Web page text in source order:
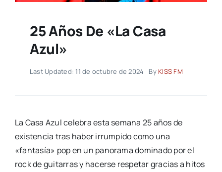
25 Años De «La Casa
Azul»
Last Updated: 11 de octubre de 2024 By KISS FM
La Casa Azul celebra esta semana 25 años de
existencia tras haber irrumpido como una
«fantasía» pop en un panorama dominado por el
rock de guitarras y hacerse respetar gracias a hitos